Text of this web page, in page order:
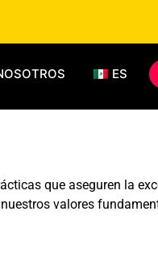
ES
que aseguren la
valores